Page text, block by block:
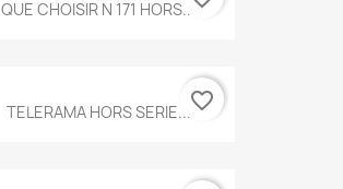
QUE CHOISIR N 171 HORS...
TELERAMA HORS SERIE...favorite_border